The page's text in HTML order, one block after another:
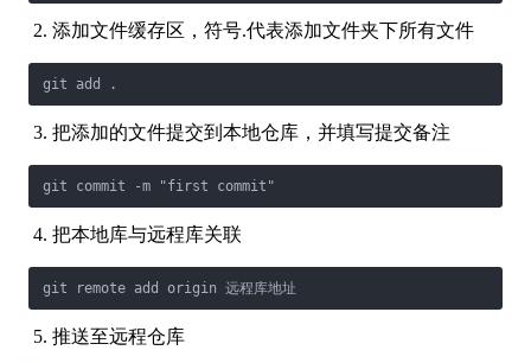
添加文件缓存区，符号.代表添加文件夹下所有文件
把添加的文件提交到本地仓库，并填写提交备注
把本地库与远程库关联
推送至远程仓库